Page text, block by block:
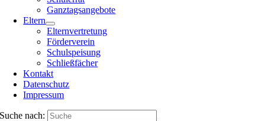
Ganztagsangebote
Eltern
Elternvertretung
Förderverein
Schulspeisung
Schließfächer
Kontakt
Datenschutz
Impressum
Suche nach: